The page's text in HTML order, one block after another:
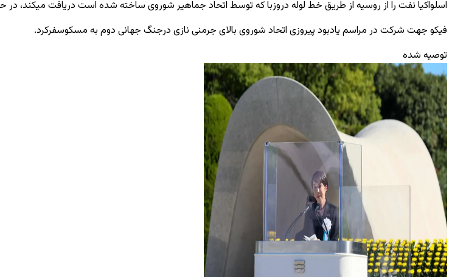
اسلواکیا نفت را از روسیه از طریق خط لوله دروزبا که توسط اتحاد جماهیر شوروی ساخته شده است دریافت میکند، در
فیکو جهت شرکت در مراسم یادبود پیروزی اتحاد شوروی بالای جرمنی نازی درجنگ جهانی دوم به مسکوسفرکرد.
توصیه شده